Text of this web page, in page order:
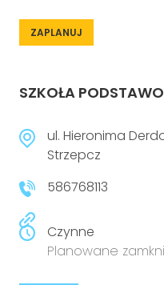
ZAPLANUJ
SZKOŁA
ul. Hieronima
Strzepcz
586768113
Czynne
Planowane